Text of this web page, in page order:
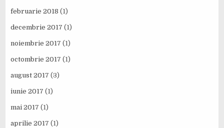
februarie 2018 (1)
decembrie 2017 (1)
noiembrie 2017 (1)
octombrie 2017 (1)
august 2017 (3)
iunie 2017 (1)
mai 2017 (1)
aprilie 2017 (1)